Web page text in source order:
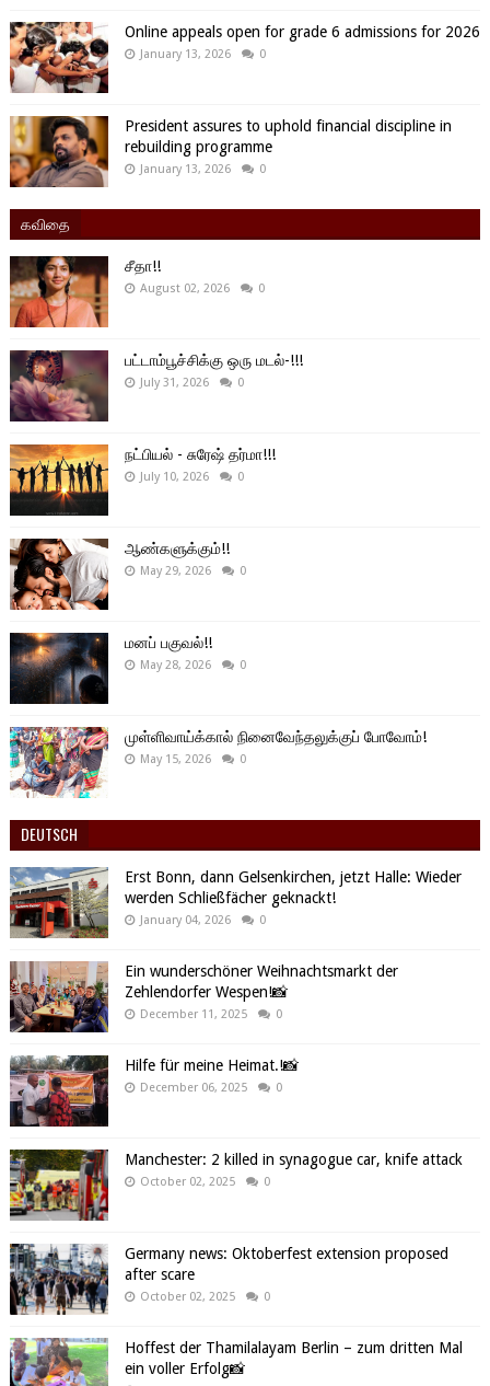
Online appeals open for grade 6 admissions for 2026
January 13, 2026 0
President assures to uphold financial discipline in
rebuilding programme
January 13, 2026 0
கவிதை
சீதா!!
August 02, 2026 0
பட்டாம்பூச்சிக்கு ஒரு மடல்-!!!
July 31, 2026 0
நட்பியல் - சுரேஷ் தர்மா!!!
July 10, 2026 0
ஆண்களுக்கும்!!
May 29, 2026 0
மனப் பகுவல்!!
May 28, 2026 0
முள்ளிவாய்க்கால் நினைவேந்தலுக்குப் போவோம்!
May 15, 2026 0
DEUTSCH
Erst Bonn, dann Gelsenkirchen, jetzt Halle: Wieder
werden Schließfächer geknackt!
January 04, 2026 0
Ein wunderschöner Weihnachtsmarkt der
Zehlendorfer Wespen!📸
December 11, 2025 0
Hilfe für meine Heimat.!📸
December 06, 2025 0
Manchester: 2 killed in synagogue car, knife attack
October 02, 2025 0
Germany news: Oktoberfest extension proposed
after scare
October 02, 2025 0
Hoffest der Thamilalayam Berlin – zum dritten Mal
ein voller Erfolg📸